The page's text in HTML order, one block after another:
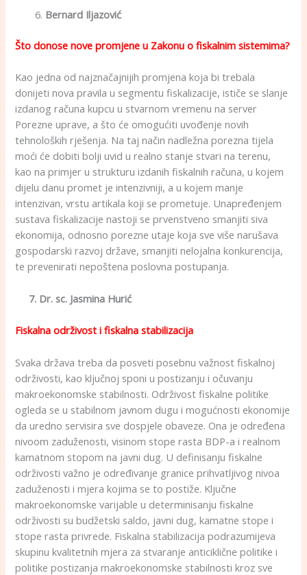
Bernard Iljazović
Što donose nove promjene u Zakonu o fiskalnim sistemima?
Kao jedna od najznačajnijih promjena koja bi trebala
donijeti nova pravila u segmentu fiskalizacije, ističe se slanje
izdanog računa kupcu u stvarnom vremenu na server
Porezne uprave, a što će omogućiti uvođenje novih
tehnoloških rješenja. Na taj način nadležna porezna tijela
moći će dobiti bolji uvid u realno stanje stvari na terenu,
kao na primjer u strukturu izdanih fiskalnih računa, u kojem
dijelu danu promet je intenzivniji, a u kojem manje
intenzivan, vrstu artikala koji se prometuje. Unapređenjem
sustava fiskalizacije nastoji se prvenstveno smanjiti siva
ekonomija, odnosno porezne utaje koja sve više narušava
gospodarski razvoj države, smanjiti nelojalna konkurencija,
te prevenirati nepoštena poslovna postupanja.
7. Dr. sc. Jasmina Hurić
Fiskalna održivost i fiskalna stabilizacija
Svaka država treba da posveti posebnu važnost fiskalnoj
održivosti, kao ključnoj sponi u postizanju i očuvanju
makroekonomske stabilnosti. Održivost fiskalne politike
ogleda se u stabilnom javnom dugu i mogućnosti ekonomije
da uredno servisira sve dospjele obaveze. Ona je određena
nivoom zaduženosti, visinom stope rasta BDP-a i realnom
kamatnom stopom na javni dug. U definisanju fiskalne
održivosti važno je određivanje granice prihvatljivog nivoa
zaduženosti i mjera kojima se to postiže. Ključne
makroekonomske varijable u determinisanju fiskalne
održivosti su budžetski saldo, javni dug, kamatne stope i
stope rasta privrede. Fiskalna stabilizacija podrazumijeva
skupinu kvalitetnih mjera za stvaranje anticiklične politike i
politike postizanja makroekonomske stabilnosti kroz sve